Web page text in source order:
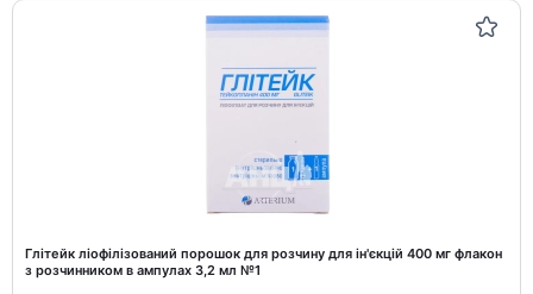
Глітейк ліофілізований порошок для розчину для ін'єкцій 400 мг флакон
з розчинником в ампулах 3,2 мл №1